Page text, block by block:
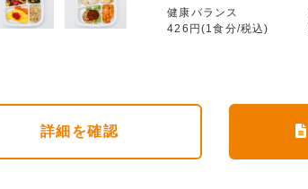
カロリー調整食
426円(1食分/税込)
健康バランス
426円(1食分/税込)
詳細 を確認